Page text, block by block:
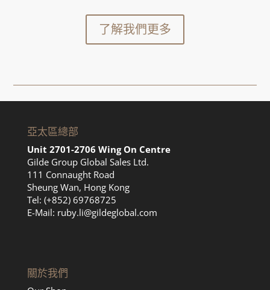
了解我們更多
亞太區總部
Unit 2701-2706 Wing On Centre
Gilde Group Global Sales Ltd.
111 Connaught Road
Sheung Wan, Hong Kong
Tel: (+852) 69768725
E-Mail: ruby.li@gildeglobal.com
關於我們